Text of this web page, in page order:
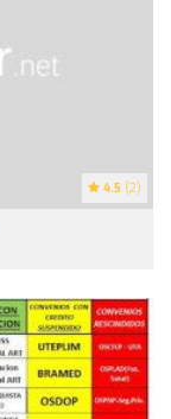
4.5 (2)